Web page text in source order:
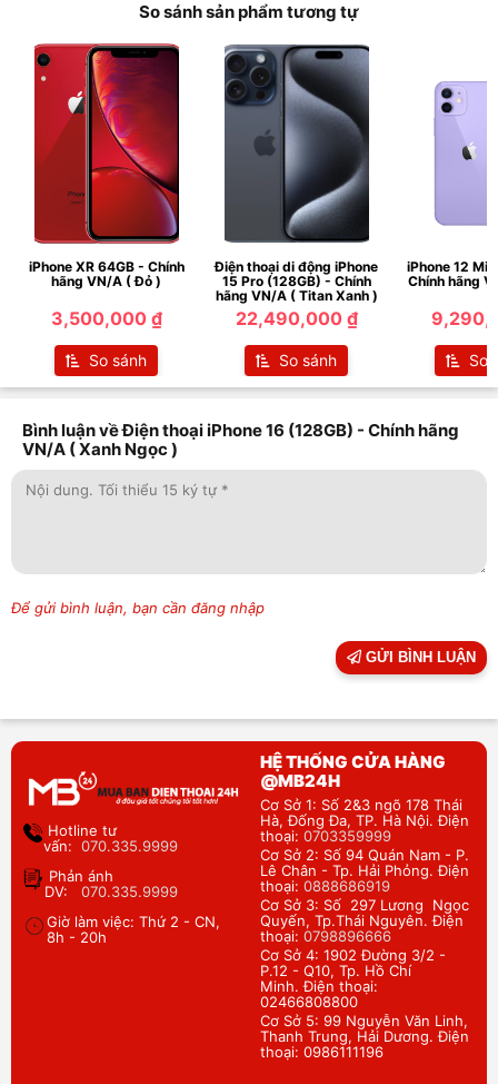
So sánh sản phẩm tương tự
iPhone XR 64GB - Chính
hãng VN/A ( Đỏ )
3,500,000 ₫
So sánh
Điện thoại di động iPhone
15 Pro (128GB) - Chính
hãng VN/A ( Titan Xanh )
22,490,000 ₫
So sánh
iPhone 12
Chính hãng
So
Bình luận về Điện thoại iPhone 16 (128GB) - Chính hãng
VN/A ( Xanh Ngọc )
Để gửi bình luận, bạn cần đăng nhập
GỬI BÌNH LUẬN
Hotline tư
vấn: 070.335.9999
Phản ánh
DV: 070.335.9999
Giờ làm việc: Thứ 2 - CN,
8h - 20h
HỆ THỐNG CỬA HÀNG
@MB24H
Cơ Sở 1: Số 2&3 ngõ 178 Thái
Hà, Đống Đa, TP. Hà Nội. Điện
thoại: 0703359999
Cơ Sở 2: Số 94 Quán Nam - P.
Lê Chân - Tp. Hải Phỏng. Điện
thoại: 0888686919
Cơ Sở 3: Số 297 Lương Ngọc
Quyến, Tp.Thái Nguyên. Điện
thoại: 0798896666
Cơ Sở 4: 1902 Đường 3/2 -
P.12 - Q10, Tp. Hồ Chí
Minh. Điện thoại:
02466808800
Cơ Sở 5: 99 Nguyễn Văn Linh,
Thanh Trung, Hải Dương. Điện
thoại: 0986111196